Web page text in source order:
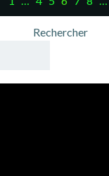
Rechercher